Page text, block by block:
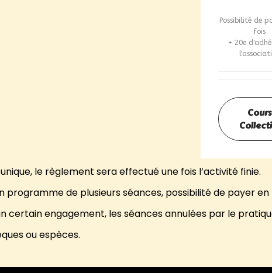
Possibilité de
fois
+ 20e
Cours
le règlement sera effectué une fois l’activité finie.
programme de plusieurs séances, possibilité de payer en
certain engagement, les séances annulées par le
ou espèces.